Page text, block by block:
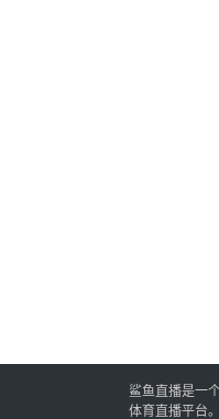
鲨鱼直播是一
体育直播平台。